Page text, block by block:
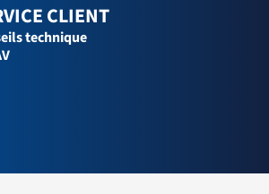
CLIENT
technique